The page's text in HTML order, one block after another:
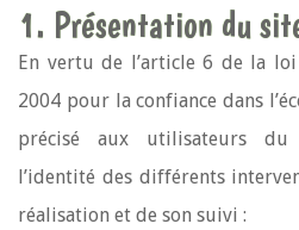
1. Présentation du
En vertu de l’article 6 de la
2004 pour la confiance dans
précisé aux utilisateurs du
l’identité des différents
réalisation et de son suivi :